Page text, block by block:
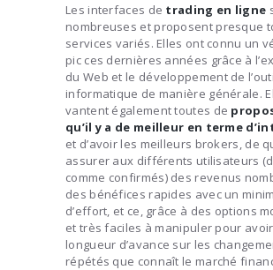
Les interfaces de trading en ligne
nombreuses et proposent presque
services variés. Elles ont connu un
pic ces dernières années grâce à
du Web et le développement de
informatique de manière générale.
vantent également toutes de
qu’il y a de meilleur en terme
et d’avoir les meilleurs brokers, de
assurer aux différents utilisateurs
comme confirmés) des revenus
des bénéfices rapides avec un
d’effort, et ce, grâce à des options
et très faciles à manipuler pour
longueur d’avance sur les
répétés que connaît le marché